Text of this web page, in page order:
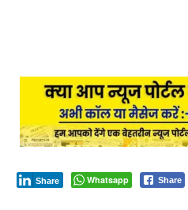
Whatsapp Share
Share